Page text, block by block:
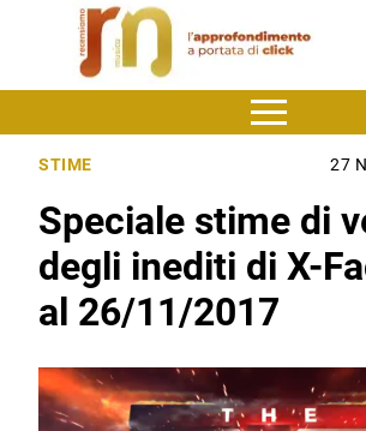
STIME 27
Speciale stime di
degli inediti di X-
al 26/11/2017